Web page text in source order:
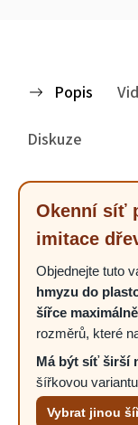
Popis
Diskuze
Okenní síť
imitace
Objednejte tuto
hmyzu do
šířce
rozměrů, které
Má být síť širší
šířkovou
Vybrat jinou